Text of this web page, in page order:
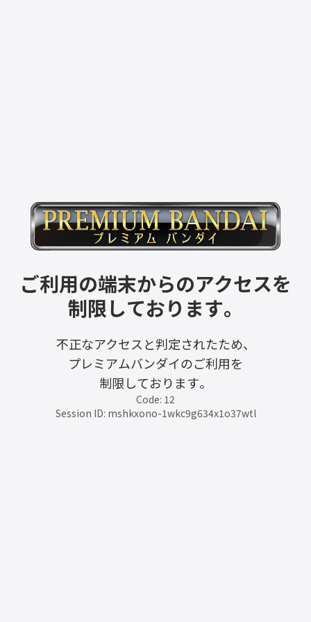
ご利用の端末からのアクセスを
制限しております。
不正なアクセスと判定されたため、
プレミアムバンダイのご利用を
制限しております。
Code: 12
Session ID: mshkxono-1wkc9g634x1o37wtl